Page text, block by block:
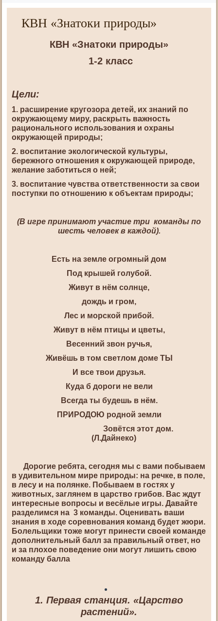
КВН «Знатоки природы»
КВН «Знатоки природы»
1-2 класс
Цели:
1. расширение кругозора детей, их знаний по
окружающему миру, раскрыть важность
рационального использования и охраны
окружающей природы;
2. воспитание экологической культуры,
бережного отношения к окружающей природе,
желание заботиться о ней;
3. воспитание чувства ответственности за свои
поступки по отношению к объектам природы;
(В игре принимают участие три команды по
шесть человек в каждой).
Есть на земле огромный дом
Под крышей голубой.
Живут в нём солнце,
дождь и гром,
Лес и морской прибой.
Живут в нём птицы и цветы,
Весенний звон ручья,
Живёшь в том светлом доме ТЫ
И все твои друзья.
Куда б дороги не вели
Всегда ты будешь в нём.
ПРИРОДОЮ родной земли
Зовётся этот дом.
(Л.Дайнеко)
Дорогие ребята, сегодня мы с вами побываем
в удивительном мире природы: на речке, в поле,
в лесу и на полянке. Побываем в гостях у
животных, заглянем в царство грибов. Вас ждут
интересные вопросы и весёлые игры. Давайте
разделимся на 3 команды. Оценивать ваши
знания в ходе соревнования команд будет жюри.
Болельщики тоже могут принести своей команде
дополнительный балл за правильный ответ, но
и за плохое поведение они могут лишить свою
команду балла
1. Первая станция. «Царство
растений».